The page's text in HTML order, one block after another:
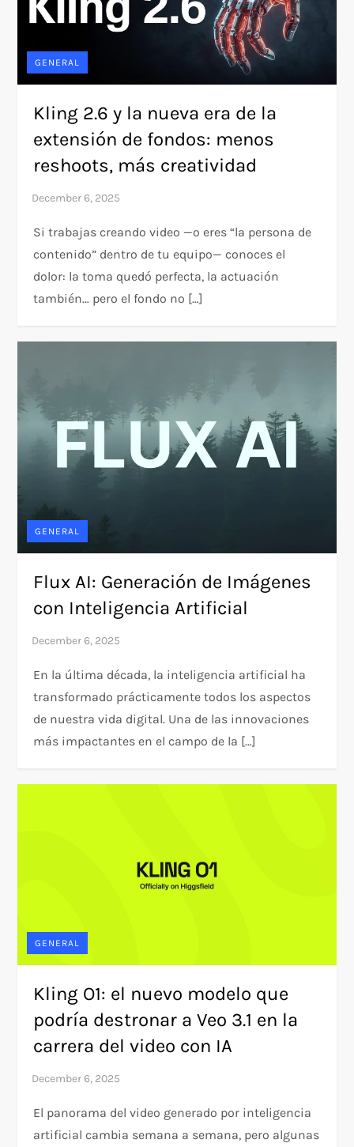
GENERAL
Kling 2.6 y la nueva era de la
extensión de fondos: menos
reshoots, más creatividad
Si trabajas creando video —o eres “la persona de
contenido” dentro de tu equipo— conoces el
dolor: la toma quedó perfecta, la actuación
también… pero el fondo no […]
GENERAL
Flux AI: Generación de Imágenes
con Inteligencia Artificial
En la última década, la inteligencia artificial ha
transformado prácticamente todos los aspectos
de nuestra vida digital. Una de las innovaciones
más impactantes en el campo de la […]
GENERAL
Kling O1: el nuevo modelo que
podría destronar a Veo 3.1 en la
carrera del video con IA
El panorama del video generado por inteligencia
artificial cambia semana a semana, pero algunas